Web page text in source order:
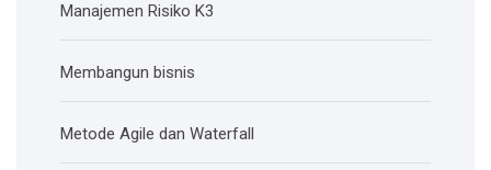
Manajemen Risiko K3
Membangun bisnis
Metode Agile dan Waterfall